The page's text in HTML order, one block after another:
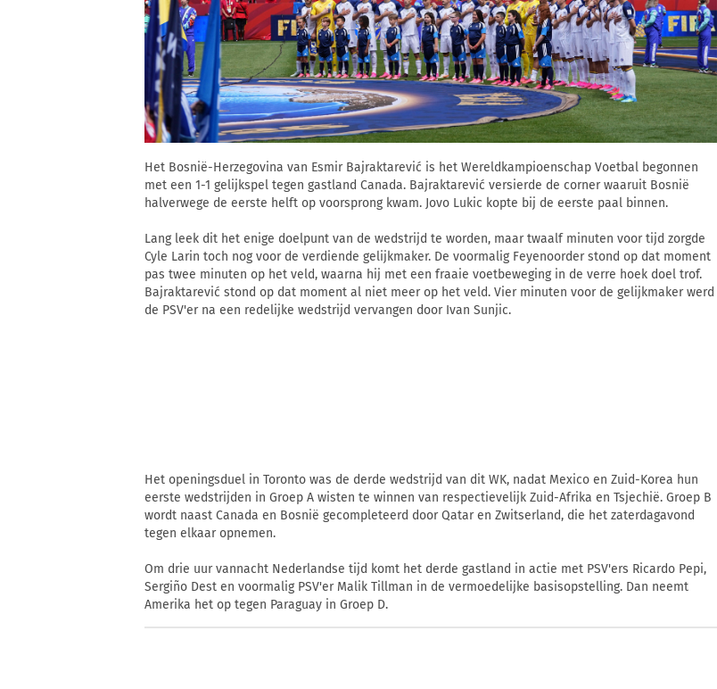
Het Bosnië-Herzegovina van Esmir Bajraktarević is het Wereldkampioenschap Voetbal begonnen
met een 1-1 gelijkspel tegen gastland Canada. Bajraktarević versierde de corner waaruit Bosnië
halverwege de eerste helft op voorsprong kwam. Jovo Lukic kopte bij de eerste paal binnen.
Lang leek dit het enige doelpunt van de wedstrijd te worden, maar twaalf minuten voor tijd zorgde
Cyle Larin toch nog voor de verdiende gelijkmaker. De voormalig Feyenoorder stond op dat moment
pas twee minuten op het veld, waarna hij met een fraaie voetbeweging in de verre hoek doel trof.
Bajraktarević stond op dat moment al niet meer op het veld. Vier minuten voor de gelijkmaker werd
de PSV'er na een redelijke wedstrijd vervangen door Ivan Sunjic.
Het openingsduel in Toronto was de derde wedstrijd van dit WK, nadat Mexico en Zuid-Korea hun
eerste wedstrijden in Groep A wisten te winnen van respectievelijk Zuid-Afrika en Tsjechië. Groep B
wordt naast Canada en Bosnië gecompleteerd door Qatar en Zwitserland, die het zaterdagavond
tegen elkaar opnemen.
Om drie uur vannacht Nederlandse tijd komt het derde gastland in actie met PSV'ers Ricardo Pepi,
Sergiño Dest en voormalig PSV'er Malik Tillman in de vermoedelijke basisopstelling. Dan neemt
Amerika het op tegen Paraguay in Groep D.